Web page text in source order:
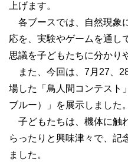
上げます。
各ブースでは、自然現象
応を、実験やゲームを通し
思議を子どもたちに分かり
また、今回は、7月27、
場した「鳥人間コンテスト
ブルー）」を展示しました。
子どもたちは、機体に触
らったりと興味津々で、記
ました。